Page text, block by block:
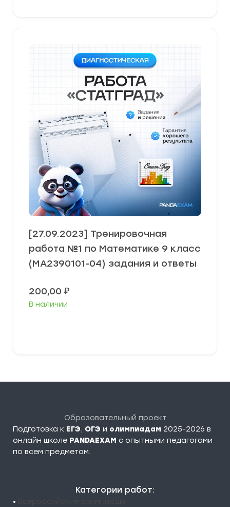
[27.09.2023] Тренировочная
работа №1 по Математике 9 класс
(МА2390101-04) задания и ответы
200,00 ₽
В наличии
Образовательный проект
Подготовка к ЕГЭ, ОГЭ и олимпиадам 2025-2026 в
онлайн школе PANDAEXAM c опытными педагогами
по всем предметам.
Категории работ:
•